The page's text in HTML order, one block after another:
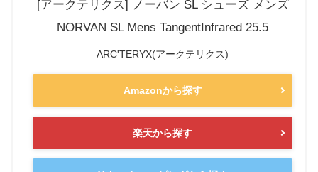
[アークテリクス] ノーバン SL シューズ メンズ
NORVAN SL Mens TangentInfrared 25.5
ARC'TERYX(アークテリクス)
Amazonから探す
楽天から探す